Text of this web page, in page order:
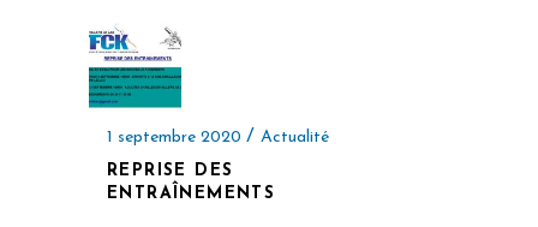
1 septembre 2020
Actualité
REPRISE DES
ENTRAÎNEMENTS